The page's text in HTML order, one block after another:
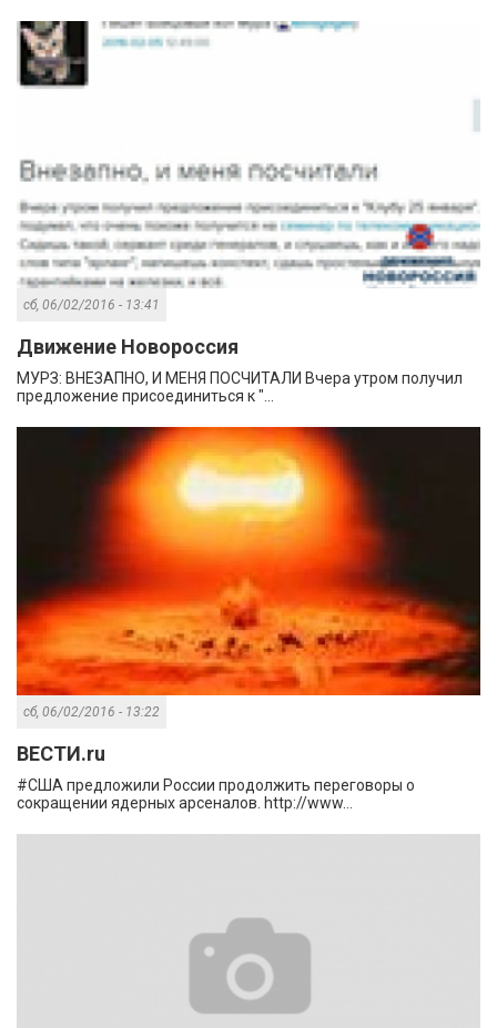
сб, 06/02/2016 - 13:41
Движение Новороссия
МУРЗ: ВНЕЗАПНО, И МЕНЯ ПОСЧИТАЛИ Вчера утром получил
предложение присоединиться к "...
сб, 06/02/2016 - 13:22
ВЕСТИ.ru
#США предложили России продолжить переговоры о
сокращении ядерных арсеналов. http://www...